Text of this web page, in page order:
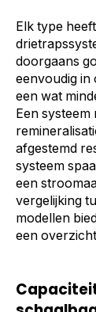
Elk type
doorgaans
eenvoudig
een wat
Een
afgestemd
systeem
een
vergelijking
modellen
een